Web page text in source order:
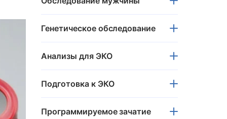
Цистоскопия
Водянка яичка (гидроцеле)
Лечение фимоза у мужчин
Эректильная дисфункция
Крипторхизм
Генетическое обследование
Анализы для ЭКО
Подготовка к ЭКО
Программируемое зачатие